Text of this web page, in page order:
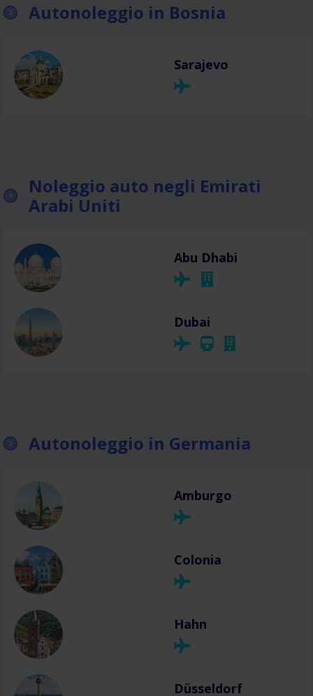
Autonoleggio in Bosnia
Sarajevo
Noleggio auto negli Emirati
Arabi Uniti
Abu Dhabi
Dubai
Autonoleggio in Germania
Amburgo
Colonia
Hahn
Düsseldorf